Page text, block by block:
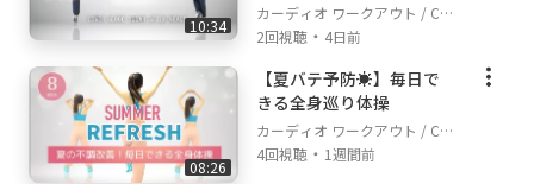
10:34
カーディオ ワークアウト / Car
dio Workout
2回視聴 ・ 4日前
08:26
【夏バテ予防☀️】毎日で
きる全身巡り体操
カーディオ ワークアウト / Car
dio Workout
4回視聴 ・ 1週間前